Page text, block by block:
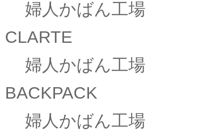
婦人かばん工場
CLARTE
婦人かばん工場
BACKPACK
婦人かばん工場